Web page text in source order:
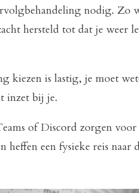
nodig. Zo
hersteld tot dat je weer
kiezen is lastig, je moet
inzet bij je.
of Discord zorgen voor
heffen een fysieke reis naar